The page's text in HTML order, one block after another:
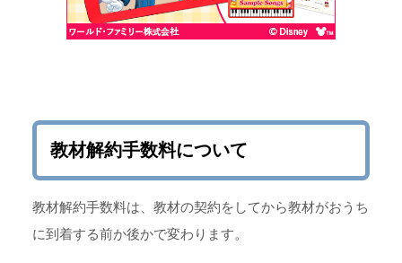
教材解約手数料について
教材解約手数料は、教材の契約をしてから教材がおうち
に到着する前か後かで変わります。